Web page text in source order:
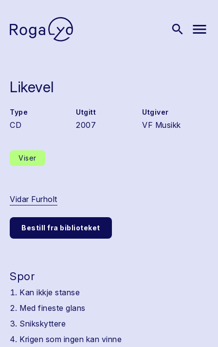
search menu
Likevel
Type
CD
Utgitt
2007
Utgiver
VF Musikk
Viser
Vidar Furholt
Bestill fra biblioteket
Spor
Kan ikkje stanse
Med fineste glans
Snikskyttere
Krigen som ingen kan vinne